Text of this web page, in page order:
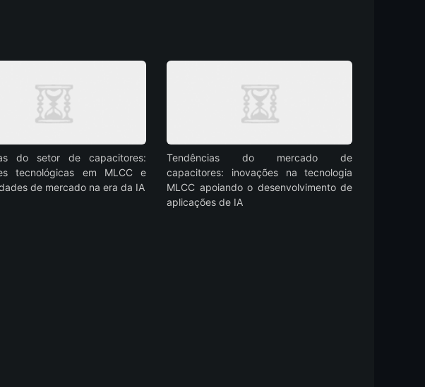
do setor de capacitores:
tecnológicas em MLCC e
de mercado na era da IA
Tendências do mercado de
capacitores: inovações na tecnologia
MLCC apoiando o desenvolvimento de
aplicações de IA